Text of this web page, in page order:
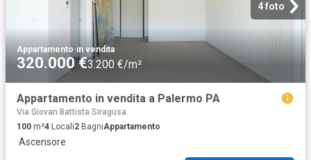
4 foto
Appartamento·in vendita
320.000 €3.200 €/m²
Appartamento in vendita a Palermo PA
Via Giovan Battista Siragusa
100 m²4 Locali2 BagniAppartamento
·Ascensore